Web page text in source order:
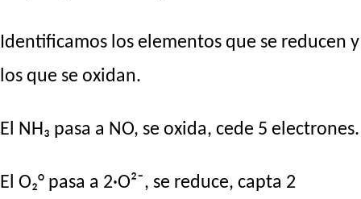
Identificamos los elementos que se reducen y
los que se oxidan.
El NH₃ pasa a NO, se oxida, cede 5 electrones.
El O₂° pasa a 2·O²⁻, se reduce, capta 2